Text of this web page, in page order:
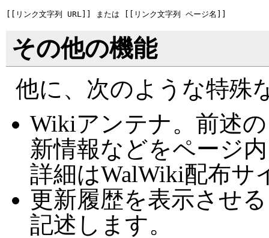
その他の機能
他に、次のような特殊
Wikiアンテナ。前述
新情報などをページ
詳細はWalWiki配布サ
更新履歴を表示させ
記述します。